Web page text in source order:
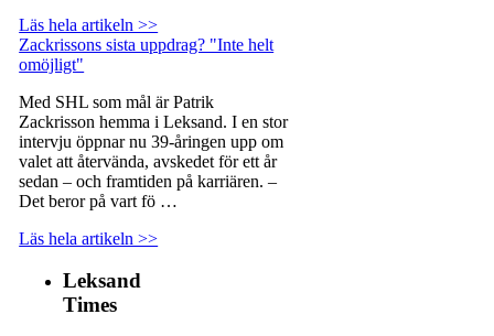
Läs hela artikeln >>
Zackrissons sista uppdrag? "Inte helt
omöjligt"
Med SHL som mål är Patrik
Zackrisson hemma i Leksand. I en stor
intervju öppnar nu 39-åringen upp om
valet att återvända, avskedet för ett år
sedan – och framtiden på karriären. –
Det beror på vart fö …
Läs hela artikeln >>
Leksand
Times